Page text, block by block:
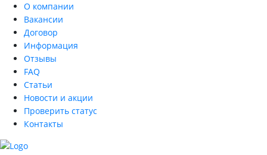
О компании
Вакансии
Договор
Информация
Отзывы
FAQ
Статьи
Новости и акции
Проверить статус
Контакты